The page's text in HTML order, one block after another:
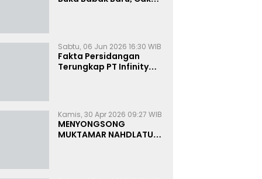
Sabtu, 06 Jun 2026 16:30 WIB
Fakta Persidangan
Terungkap PT Infinity
Kamis, 30 Apr 2026 09:27 WIB
MENYONGSONG
MUKTAMAR NAHDLATUL